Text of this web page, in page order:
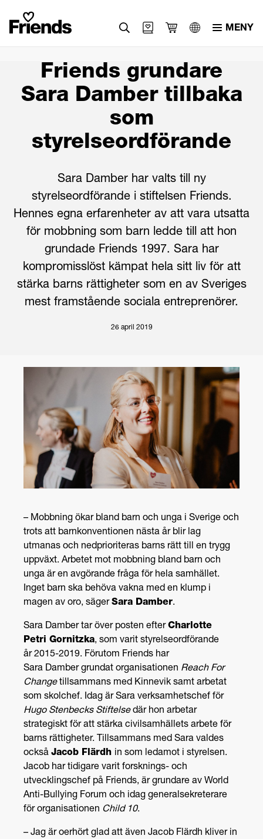
MENY
Friends grundare
Sara Damber tillbaka
som
styrelseordförande
Sara Damber har valts till ny
styrelseordförande i stiftelsen Friends.
Hennes egna erfarenheter av att vara utsatta
för mobbning som barn ledde till att hon
grundade Friends 1997. Sara har
kompromisslöst kämpat hela sitt liv för att
stärka barns rättigheter som en av Sveriges
mest framstående sociala entreprenörer.
26 april 2019
– Mobbning ökar bland barn och unga i Sverige och
trots att barnkonventionen nästa år blir lag
utmanas och nedprioriteras barns rätt till en trygg
uppväxt. Arbetet mot mobbning bland barn och
unga är en avgörande fråga för hela samhället.
Inget barn ska behöva vakna med en klump i
magen av oro, sägerSara Damber.
Sara Dambertar över posten efterCharlotte
Petri Gornitzka, som varit styrelseordförande
år2015-2019. Förutom Friends har
Sara Dambergrundat organisationen ReachFor
Changetillsammans med Kinnevik samt arbetat
som skolchef. Idag är Sara verksamhetschef för
Hugo Stenbecks Stiftelsedär hon arbetar
strategiskt för att stärka civilsamhällets arbete för
barns rättigheter. Tillsammans med Sara valdes
också Jacob Flärdh in som ledamot i styrelsen.
Jacob har tidigare varit forsknings- och
utvecklingschef på Friends, är grundare av World
Anti-Bullying Forum och idag generalsekreterare
för organisationen Child 10.
– Jag är oerhört glad att även Jacob Flärdh kliver in